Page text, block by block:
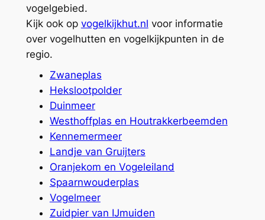
vogelgebied.
Kijk ook op vogelkijkhut.nl voor informatie
over vogelhutten en vogelkijkpunten in de
regio.
Zwaneplas
Hekslootpolder
Duinmeer
Westhoffplas en Houtrakkerbeemden
Kennemermeer
Landje van Gruijters
Oranjekom en Vogeleiland
Spaarnwouderplas
Vogelmeer
Zuidpier van IJmuiden